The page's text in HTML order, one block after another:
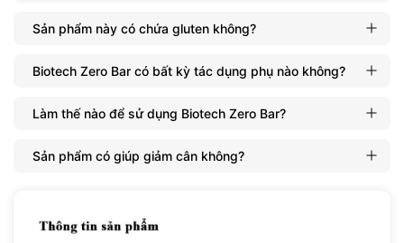
Xuất xứ:Hungary
Sản phẩm này có chứa gluten không?
Biotech Zero Bar có bất kỳ tác dụng phụ nào không?
Làm thế nào để sử dụng Biotech Zero Bar?
Sản phẩm có giúp giảm cân không?